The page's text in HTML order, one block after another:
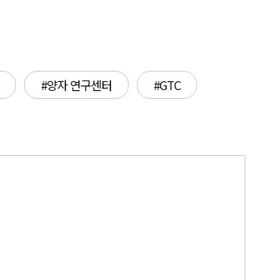
#양자 연구센터
#GTC